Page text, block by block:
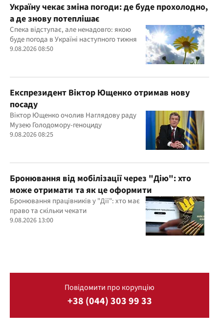
Україну чекає зміна погоди: де буде прохолодно,
а де знову потеплішає
Спека відступає, але ненадовго: якою
буде погода в Україні наступного тижня
9.08.2026 08:50
Експрезидент Віктор Ющенко отримав нову
посаду
Віктор Ющенко очолив Наглядову раду
Музею Голодомору-геноциду
9.08.2026 08:25
Бронювання від мобілізації через "Дію": хто
може отримати та як це оформити
Бронювання працівників у "Дії": хто має
право та скільки чекати
9.08.2026 13:00
Повідомити про корупцію
+38 (044) 303 99 33